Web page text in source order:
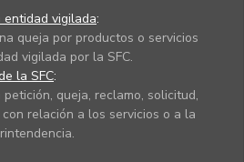
entidad vigilada:
queja por productos o servicios
vigilada por la SFC.
la SFC:
queja, reclamo, solicitud,
relación a los servicios o a la